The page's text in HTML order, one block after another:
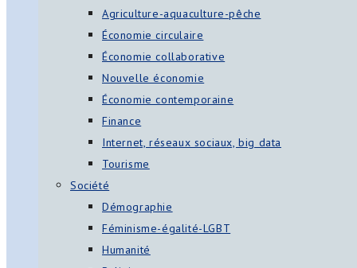
Agriculture-aquaculture-pêche
Économie circulaire
Économie collaborative
Nouvelle économie
Économie contemporaine
Finance
Internet, réseaux sociaux, big data
Tourisme
Société
Démographie
Féminisme-égalité-LGBT
Humanité